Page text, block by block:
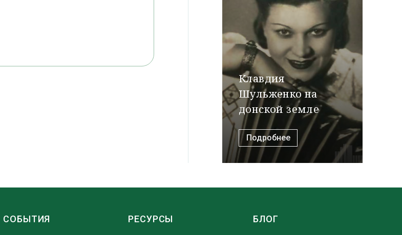
Клавдия
Шульженко на
донской земле
Подробнее
СОБЫТИЯ РЕСУРСЫ БЛОГ